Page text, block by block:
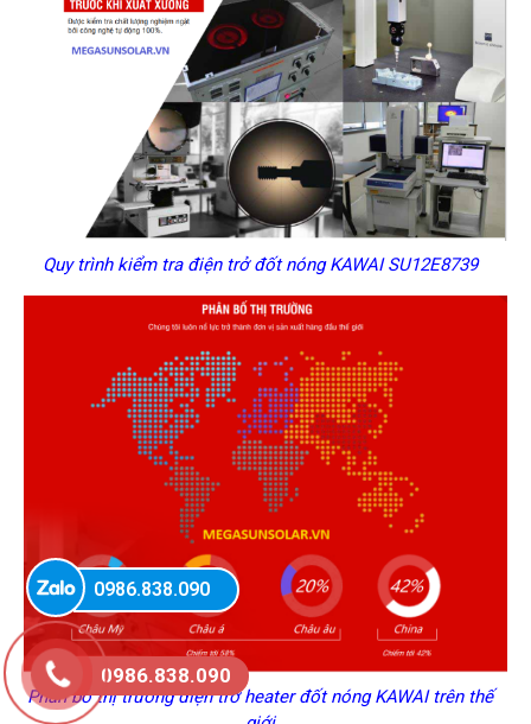
Quy trình kiểm tra điện trở đốt nóng KAWAI SU12E8739
Phân bố thị trường điện trở heater đốt nóng KAWAI trên thế
0986.838.090
0986.838.090